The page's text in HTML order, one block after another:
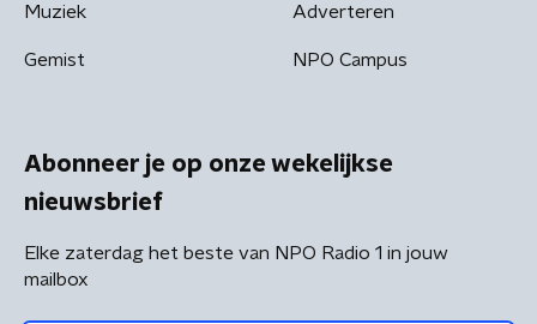
Muziek
Gemist
Adverteren
NPO Campus
Abonneer je op onze wekelijkse
nieuwsbrief
Elke zaterdag het beste van NPO Radio 1 in jouw
mailbox